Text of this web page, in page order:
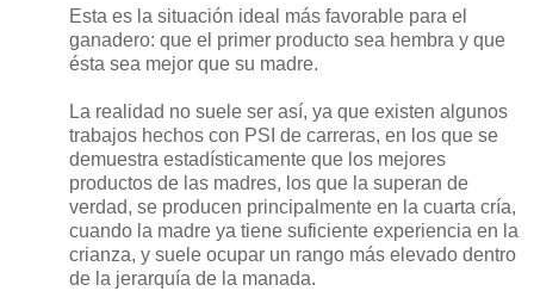
Esta es la situación ideal más favorable para el
ganadero: que el primer producto sea hembra y que
ésta sea mejor que su madre.
La realidad no suele ser así, ya que existen algunos
trabajos hechos con PSI de carreras, en los que se
demuestra estadísticamente que los mejores
productos de las madres, los que la superan de
verdad, se producen principalmente en la cuarta cría,
cuando la madre ya tiene suficiente experiencia en la
crianza, y suele ocupar un rango más elevado dentro
de la jerarquía de la manada.